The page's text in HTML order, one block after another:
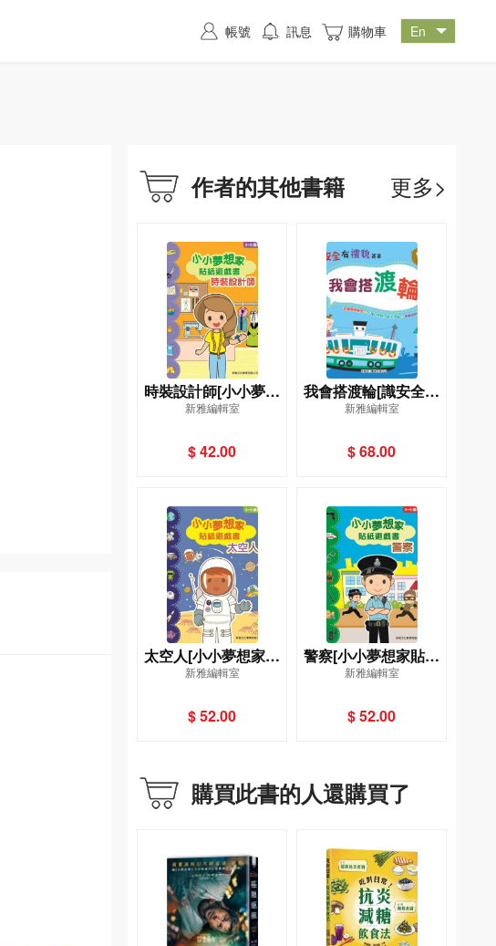
作者的其他書籍 更多>
時裝設計師[小小夢想
家貼紙遊戲書]
新雅編輯室
$ 42.00
我會搭渡輪[識安全有
禮貌]
新雅編輯室
$ 68.00
太空人[小小夢想家貼
紙遊戲書]
新雅編輯室
$ 52.00
警察[小小夢想家貼紙
遊戲書]
新雅編輯室
$ 52.00
購買此書的人還購買了
帳號 訊息 購物車